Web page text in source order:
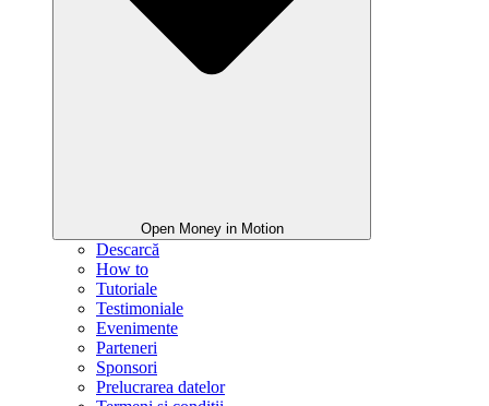
Open Money in Motion
Descarcă
How to
Tutoriale
Testimoniale
Evenimente
Parteneri
Sponsori
Prelucrarea datelor